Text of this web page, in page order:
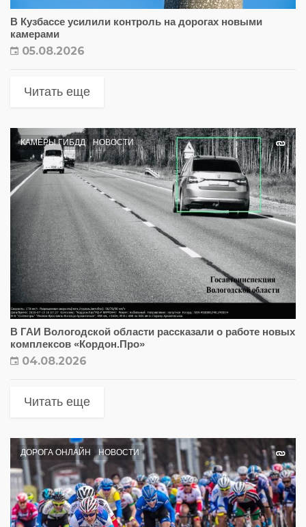
В Кузбассе усилили контроль на дорогах новыми
камерами
05.08.2026
Читать еще
КАМЕРЫ ГИБДД НОВОСТИ
В ГАИ Вологодской области рассказали о работе новых
комплексов «Кордон.Про»
04.08.2026
Читать еще
ДОРОГА ОНЛАЙН НОВОСТИ